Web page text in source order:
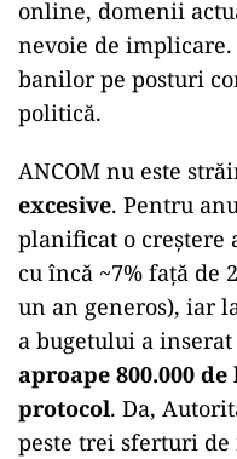
online, domenii
nevoie de
banilor pe posturi
politică.
ANCOM nu este
excesive. Pentru
planificat o creștere
cu încă ~7% față de
un an generos), iar
a bugetului a
aproape 800.000
protocol. Da,
peste trei sferturi